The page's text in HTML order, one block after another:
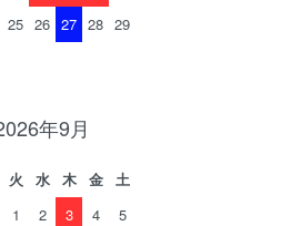
25 26 27 28 29
年9月
火 水 木 金
土
1
2 3 4
5